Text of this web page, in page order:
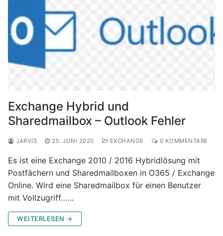
Exchange Hybrid und
Sharedmailbox – Outlook Fehler
JARVIS 25. JUNI 2020 EXCHANGE 0 KOMMENTARE
Es ist eine Exchange 2010 / 2016 Hybridlösung mit
Postfächern und Sharedmailboxen in O365 / Exchange
Online. Wird eine Sharedmailbox für einen Benutzer
mit Vollzugriff……
WEITERLESEN →